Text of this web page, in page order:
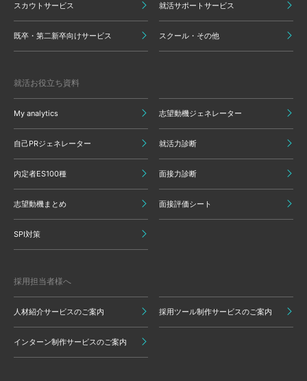
スカウトサービス 就活サポートサービス
既卒・第二新卒向けサービス スクール・その他
就活お役立ち資料
My analytics 志望動機ジェネレーター
自己PRジェネレーター 就活力診断
内定者ES100種 面接力診断
志望動機まとめ 面接評価シート
SPI対策
採用担当者様へ
人材紹介サービスのご案内 採用ツール制作サービスのご案内
インターン制作サービスのご案内